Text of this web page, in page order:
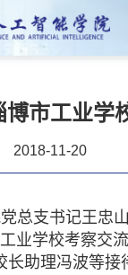
博市工业学
2018-11-20
总支书记王忠
业学校考察交
助理冯波等接